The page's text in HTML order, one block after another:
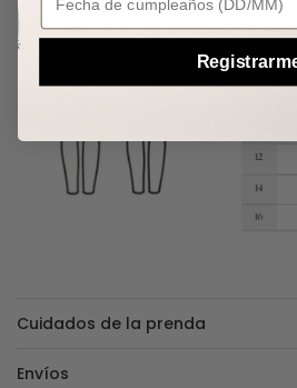
Cuidados de la prenda
Envíos